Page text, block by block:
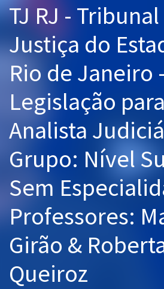
Cursos 20% OFF
Pós
Graduação
OAB
Mentorias
Questões grátis
Aprovados
TJ RJ -
Justiça do
Rio de Janeiro -
Legislação para
Analista
Grupo: Nível
Sem
Professores:
Girão &
Queiroz